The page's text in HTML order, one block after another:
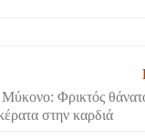
Φρικτός
στην καρδιά